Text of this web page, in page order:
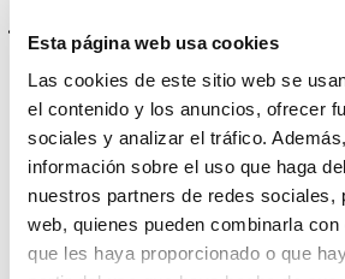
Esta página web usa cookies
Las cookies de este sitio web se
el contenido y los anuncios, ofrecer
sociales y analizar el tráfico.
información sobre el uso que haga
nuestros partners de redes sociales,
web, quienes pueden combinarla
que les haya proporcionado o que
COSMÉTICA CORPORAL MASCULINA
COFRES DE COSMÉTICA CORPORAL MASCULINA
HIGIENE MASCULINA